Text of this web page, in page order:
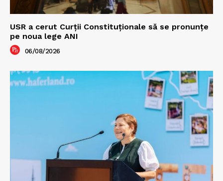
USR a cerut Curții Constituționale să se pronunțe
pe noua lege ANI
06/08/2026